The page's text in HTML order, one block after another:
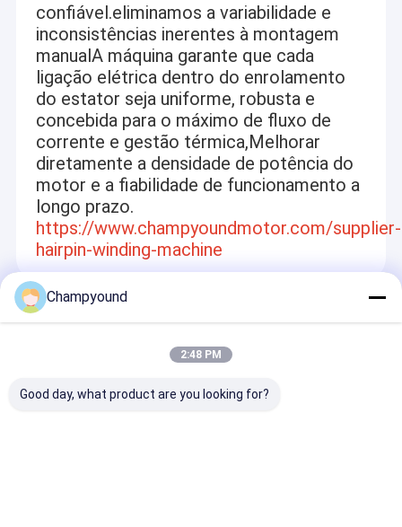
confiável.eliminamos a variabilidade e
inconsistências inerentes à montagem
manualA máquina garante que cada
ligação elétrica dentro do enrolamento
do estator seja uniforme, robusta e
concebida para o máximo de fluxo de
corrente e gestão térmica,Melhorar
diretamente a densidade de potência do
motor e a fiabilidade de funcionamento a
longo prazo.
https://www.champyoundmotor.com/supplier-
hairpin-winding-machine
Recommended Products
Champyound
2:48 PM
Good day, what product are you looking for?